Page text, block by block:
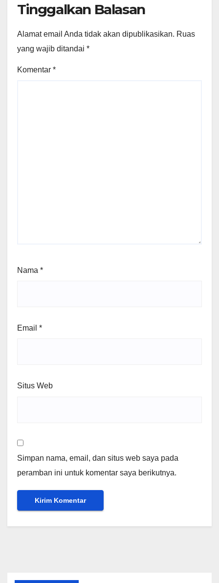
Tinggalkan Balasan
Alamat email Anda tidak akan dipublikasikan. Ruas
yang wajib ditandai *
Komentar *
Nama *
Email *
Situs Web
Simpan nama, email, dan situs web saya pada
peramban ini untuk komentar saya berikutnya.